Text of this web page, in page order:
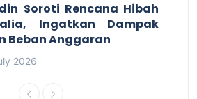
Soroti Rencana Hibah
Ingatkan Dampak
Beban Anggaran
2026